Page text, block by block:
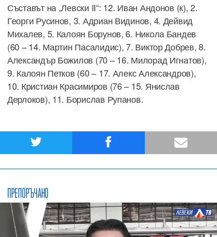
Съставът на „Левски II“: 12. Иван Андонов (к), 2.
Георги Русинов, 3. Адриан Видинов, 4. Дейвид
Михалев, 5. Калоян Борунов, 6. Никола Бандев
(60 – 14. Мартин Пасалидис), 7. Виктор Добрев, 8.
Александър Божилов (70 – 16. Милорад Игнатов),
9. Калоян Петков (60 – 17. Алекс Александров),
10. Кристиан Красимиров (76 – 15. Янислав
Дерлоков), 11. Борислав Рупанов.
ПРЕПОРЪЧАНО